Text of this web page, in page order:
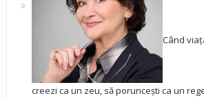
Când
creezi ca un zeu, să poruncești ca un